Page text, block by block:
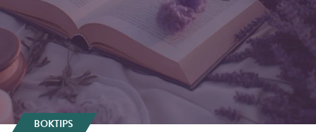
BOKTIPS